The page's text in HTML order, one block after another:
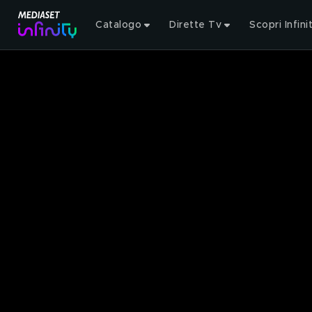
Catalogo Dirette Tv Scopri